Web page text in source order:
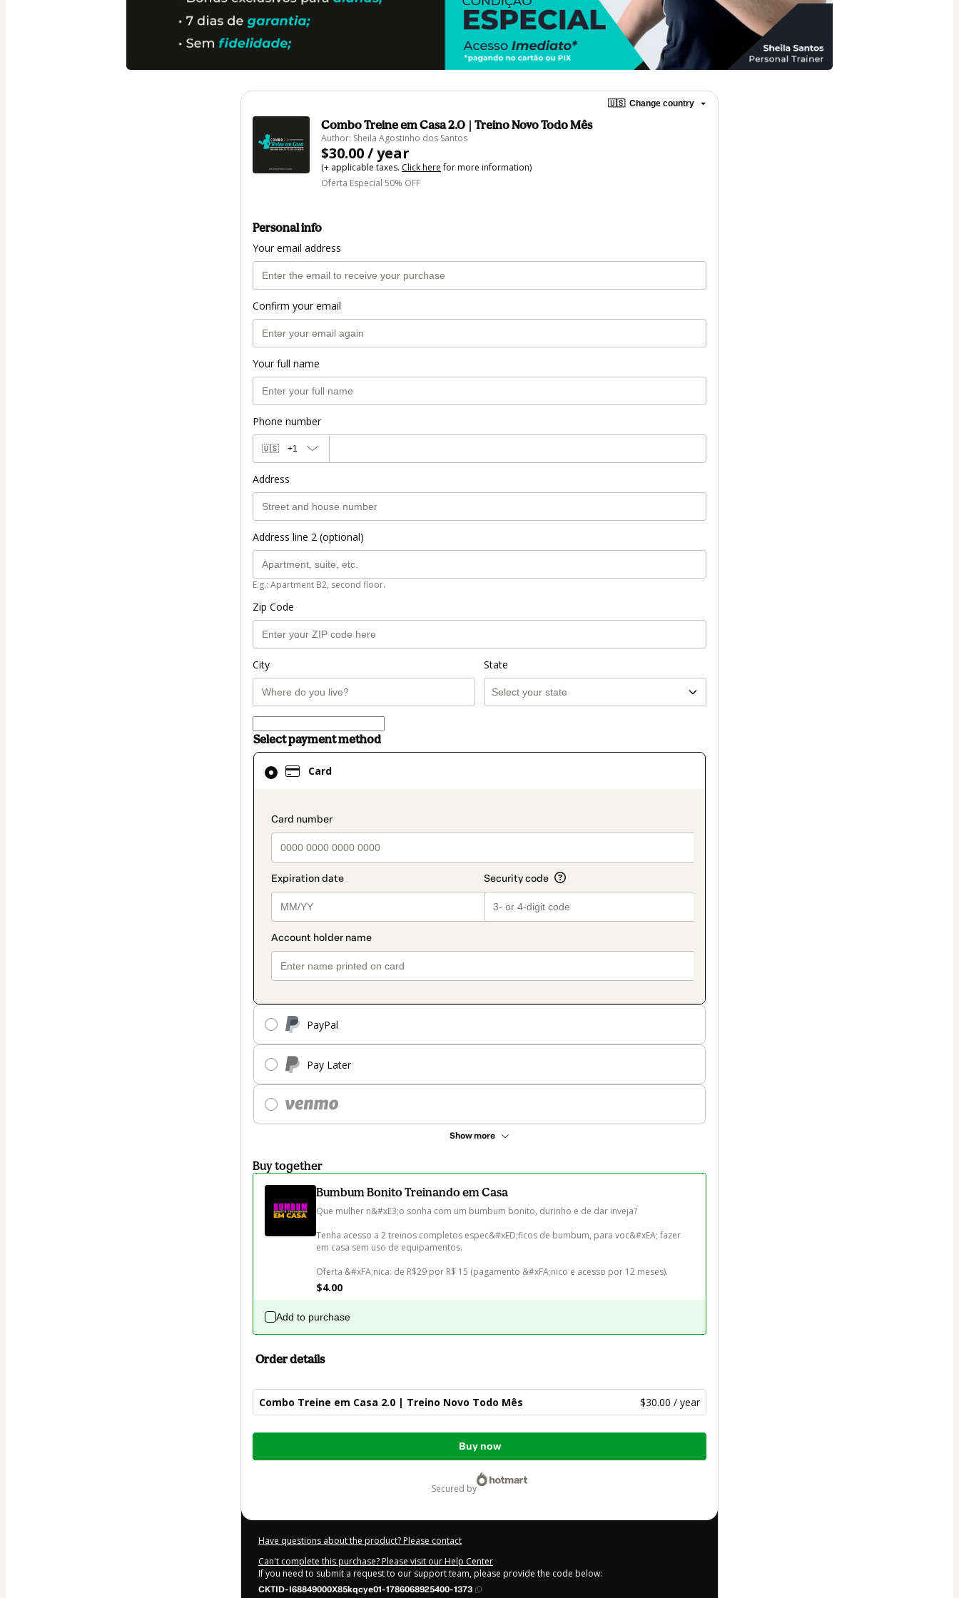
🇺🇸 Change country
Combo Treine em Casa 2.0 | Treino Novo Todo Mês
Author: Sheila Agostinho dos Santos
$30.00 / year
(+ applicable taxes. Click herefor more information)
Oferta Especial 50% OFF
Personal info
Your email address
Confirm your email
Your full name
Phone number
🇺🇸 +1
Address
Address line 2 (optional)
E.g.: Apartment B2, second floor.
Zip Code
City State
Select payment method
Card
payment_data.section_title_v2
PayPal
Pay Later
Show more
Card
selected
method
Buy together
Bumbum Bonito Treinando em Casa
Que mulher n&#xE3;o sonha com um bumbum bonito, durinho e de dar inveja?
Tenha acesso a 2 treinos completos espec&#xED;ficos de bumbum, para voc&#xEA; fazer
em casa sem uso de equipamentos.
Oferta &#xFA;nica: de R$29 por R$ 15 (pagamento &#xFA;nico e acesso por 12 meses).
$4.00
Add to purchase
Order details
Combo Treine em Casa 2.0 | Treino Novo Todo Mês $30.00 / year
Total
Buy now
secured by
Have questions about the product? Please contact
Can't complete this purchase? Please visit our Help Center
If you need to submit a request to our support team, please provide the code below:
CKTID-I68849000X85kqcye01-1786068925400-1373